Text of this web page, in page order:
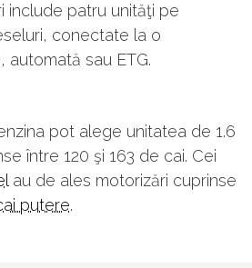
include patru unităţi pe
conectate la o
automată sau ETG.
pot alege unitatea de 1.6
între 120 şi 163 de cai. Cei
au de ales motorizări cuprinse
putere.